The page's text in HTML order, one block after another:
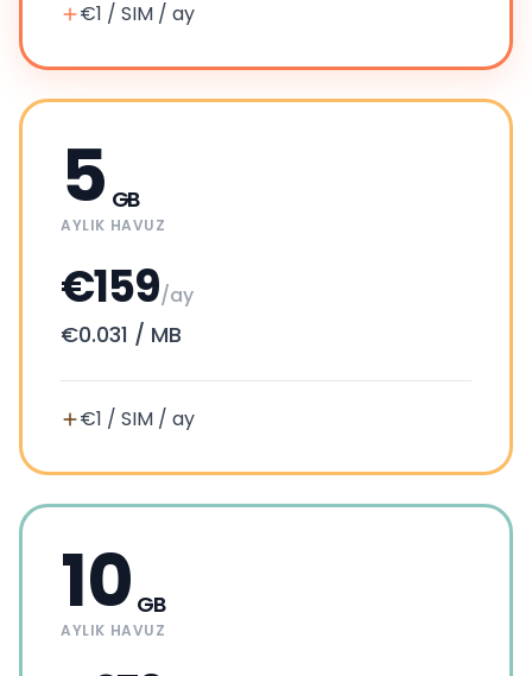
€1 / SIM / ay
5 GB
AYLIK HAVUZ
€159/ay
€0.031 / MB
€1 / SIM / ay
10 GB
AYLIK HAVUZ